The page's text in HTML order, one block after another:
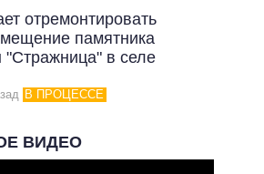
отремонтировать
памятника
"Стражница" в селе
В ПРОЦЕССЕ
ВИДЕО